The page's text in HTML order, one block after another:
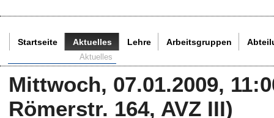
Startseite Aktuelles Lehre Arbeitsgruppen
Aktuelles
Mittwoch, 07.01.2009,
Römerstr. 164, AVZ III)